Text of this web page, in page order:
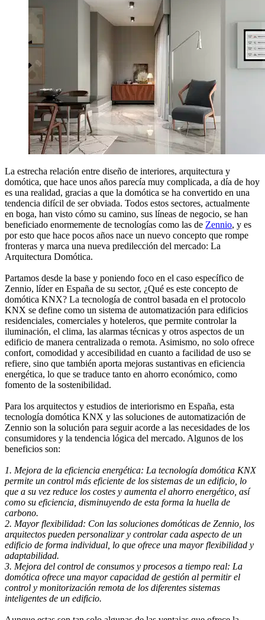
La estrecha relación entre diseño de interiores, arquitectura y
domótica, que hace unos años parecía muy complicada, a día de hoy
es una realidad, gracias a que la domótica se ha convertido en una
tendencia difícil de ser obviada. Todos estos sectores, actualmente
en boga, han visto cómo su camino, sus líneas de negocio, se han
beneficiado enormemente de tecnologías como las de Zennio, y es
por esto que hace pocos años nace un nuevo concepto que rompe
fronteras y marca una nueva predilección del mercado: La
Arquitectura Domótica.
Partamos desde la base y poniendo foco en el caso específico de
Zennio, líder en España de su sector, ¿Qué es este concepto de
domótica KNX? La tecnología de control basada en el protocolo
KNX se define como un sistema de automatización para edificios
residenciales, comerciales y hoteleros, que permite controlar la
iluminación, el clima, las alarmas técnicas y otros aspectos de un
edificio de manera centralizada o remota. Asimismo, no solo ofrece
confort, comodidad y accesibilidad en cuanto a facilidad de uso se
refiere, sino que también aporta mejoras sustantivas en eficiencia
energética, lo que se traduce tanto en ahorro económico, como
fomento de la sostenibilidad.
Para los arquitectos y estudios de interiorismo en España, esta
tecnología domótica KNX y las soluciones de automatización de
Zennio son la solución para seguir acorde a las necesidades de los
consumidores y la tendencia lógica del mercado. Algunos de los
beneficios son:
1. Mejora de la eficiencia energética: La tecnología domótica KNX
permite un control más eficiente de los sistemas de un edificio, lo
que a su vez reduce los costes y aumenta el ahorro energético, así
como su eficiencia, disminuyendo de esta forma la huella de
carbono.
2. Mayor flexibilidad: Con las soluciones domóticas de Zennio, los
arquitectos pueden personalizar y controlar cada aspecto de un
edificio de forma individual, lo que ofrece una mayor flexibilidad y
adaptabilidad.
3. Mejora del control de consumos y procesos a tiempo real: La
domótica ofrece una mayor capacidad de gestión al permitir el
control y monitorización remota de los diferentes sistemas
inteligentes de un edificio.